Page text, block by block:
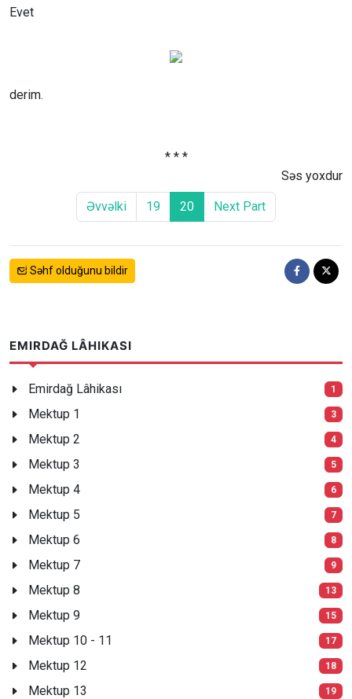
Evet
derim.
* * *
Səs yoxdur
Əvvəlki 19 20 Next Part
Səhf olduğunu bildir
EMIRDAĞ LÂHIKASI
Emirdağ Lâhikası 1
Mektup 1 3
Mektup 2 4
Mektup 3 5
Mektup 4 6
Mektup 5 7
Mektup 6 8
Mektup 7 9
Mektup 8 13
Mektup 9 15
Mektup 10 - 11 17
Mektup 12 18
Mektup 13 19